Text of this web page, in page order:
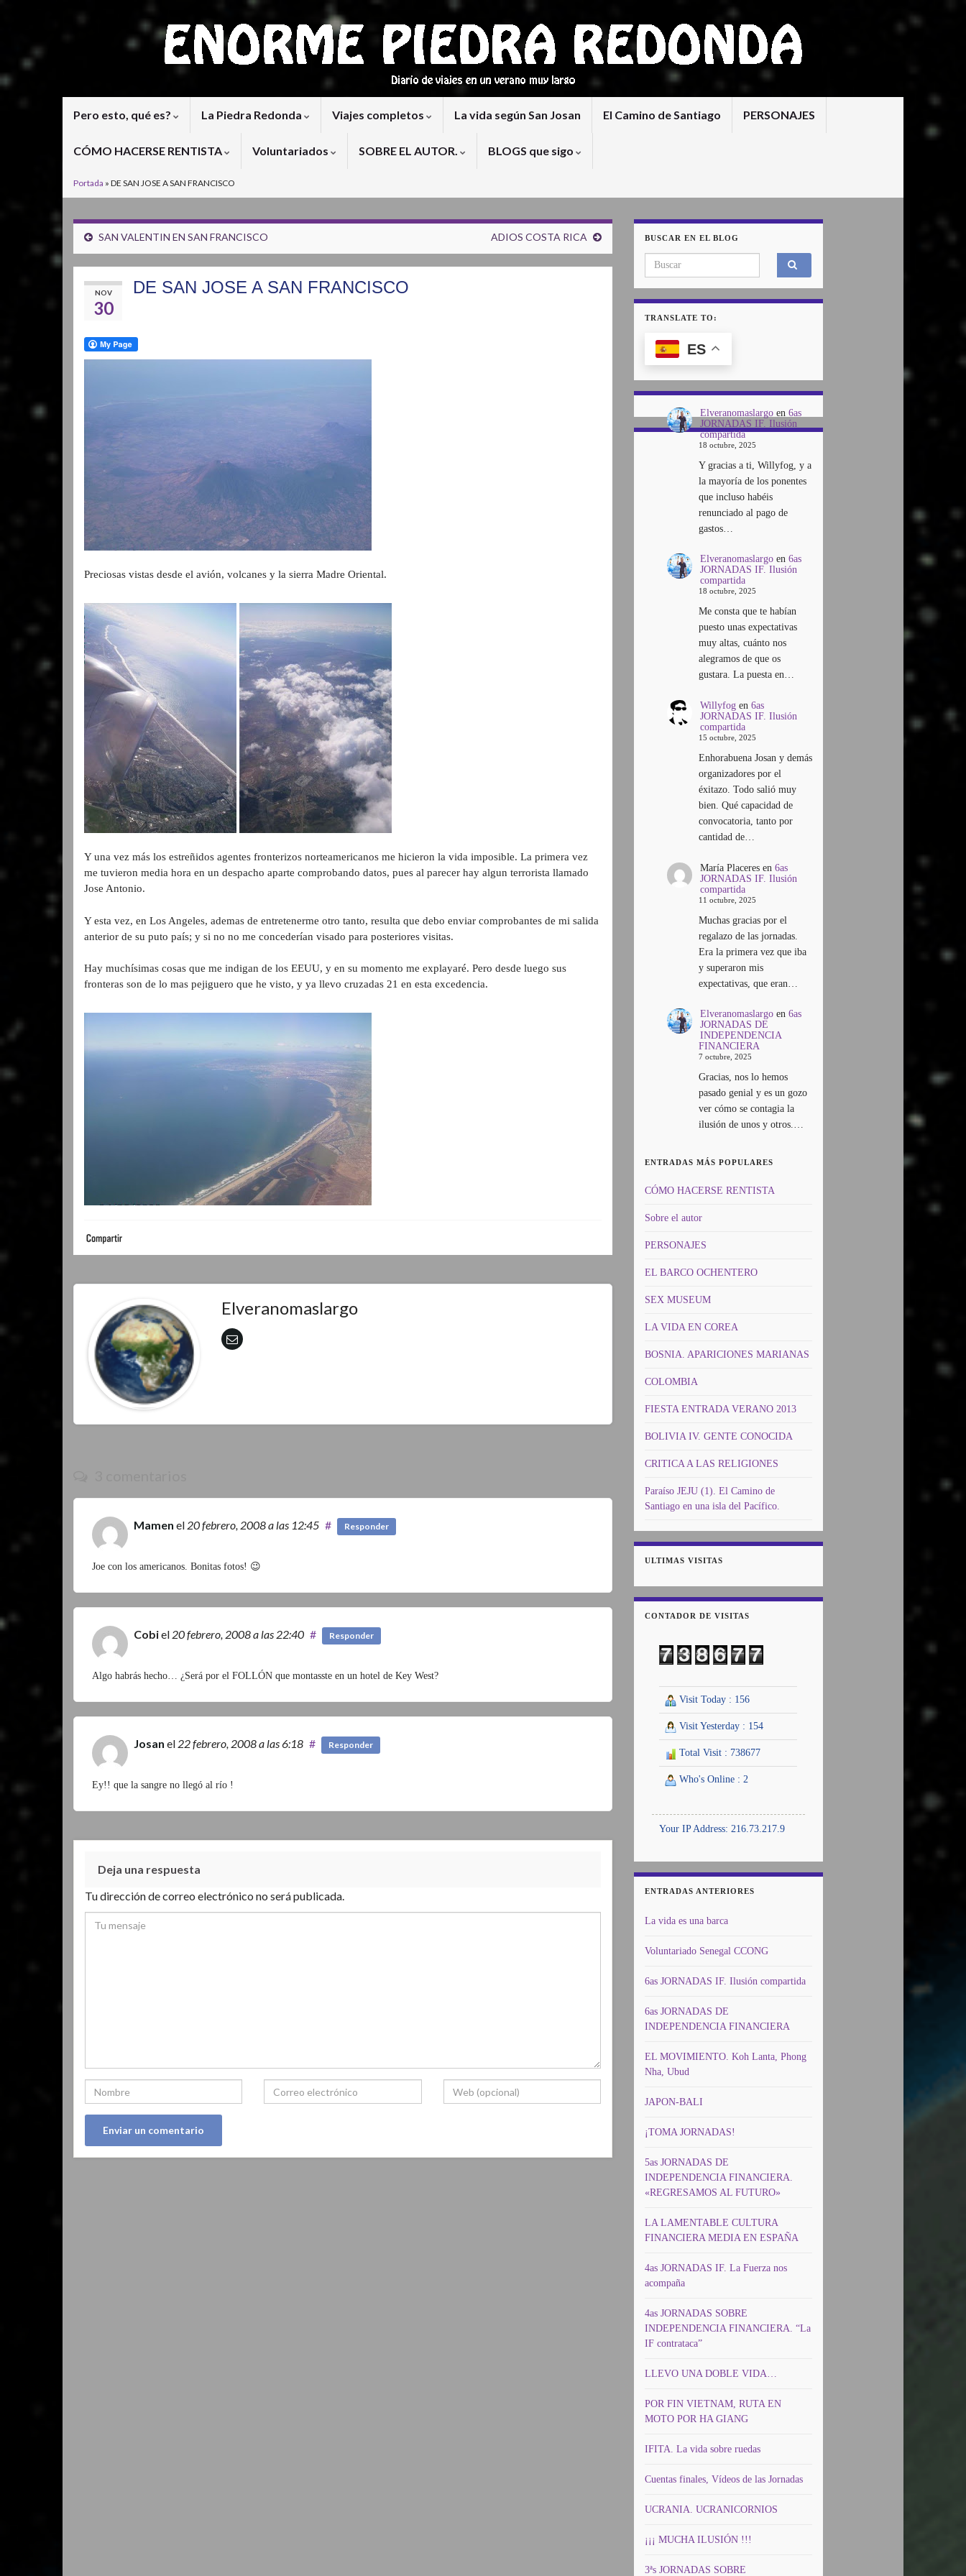
Pero esto, qué es? La Piedra Redonda Viajes completos La vida según San Josan El Camino de Santiago PERSONAJES
CÓMO HACERSE RENTISTA Voluntariados SOBRE EL AUTOR. BLOGS que sigo
Portada » DE SAN JOSE A SAN FRANCISCO
SAN VALENTIN EN SAN FRANCISCO ADIOS COSTA RICA
NOV
30
DE SAN JOSE A SAN FRANCISCO
Preciosas vistas desde el avión, volcanes y la sierra Madre Oriental.
Y una vez más los estreñidos agentes fronterizos norteamericanos me hicieron la vida imposible. La primera vez
me tuvieron media hora en un despacho aparte comprobando datos, pues al parecer hay algun terrorista llamado
Jose Antonio.
Y esta vez, en Los Angeles, ademas de entretenerme otro tanto, resulta que debo enviar comprobantes de mi salida
anterior de su puto país; y si no no me concederían visado para posteriores visitas.
Hay muchísimas cosas que me indigan de los EEUU, y en su momento me explayaré. Pero desde luego sus
fronteras son de lo mas pejiguero que he visto, y ya llevo cruzadas 21 en esta excedencia.
Elveranomaslargo
Mamen el 20 febrero, 2008a las 12:45 # Responder
Joe con los americanos. Bonitas fotos! 😉
Cobiel 20 febrero, 2008a las 22:40 # Responder
Algo habrás hecho… ¿Será por el FOLLÓN que montasste en un hotel de Key West?
Josan el 22 febrero, 2008a las 6:18 # Responder
Ey!! que la sangre no llegó al río !
Deja una respuesta
Tu dirección de correo electrónico no será publicada.
BUSCAR EN EL BLOG
Search for:
TRANSLATE TO:
ES
Elveranomaslargoen 6as
JORNADAS IF. Ilusión
compartida
18 octubre, 2025
Y gracias a ti, Willyfog, y a
la mayoría de los ponentes
que incluso habéis
renunciado al pago de
gastos…
Elveranomaslargoen 6as
JORNADAS IF. Ilusión
compartida
18 octubre, 2025
Me consta que te habían
puesto unas expectativas
muy altas, cuánto nos
alegramos de que os
gustara. La puesta en…
Willyfogen 6as
JORNADAS IF. Ilusión
compartida
15 octubre, 2025
Enhorabuena Josan y demás
organizadores por el
éxitazo. Todo salió muy
bien. Qué capacidad de
convocatoria, tanto por
cantidad de…
María Placeresen 6as
JORNADAS IF. Ilusión
compartida
11 octubre, 2025
Muchas gracias por el
regalazo de las jornadas.
Era la primera vez que iba
y superaron mis
expectativas, que eran…
Elveranomaslargoen 6as
JORNADAS DE
INDEPENDENCIA
FINANCIERA
7 octubre, 2025
Gracias, nos lo hemos
pasado genial y es un gozo
ver cómo se contagia la
ilusión de unos y otros.…
ENTRADAS MÁS POPULARES
CÓMO HACERSE RENTISTA
Sobre el autor
PERSONAJES
EL BARCO OCHENTERO
SEX MUSEUM
LA VIDA EN COREA
BOSNIA. APARICIONES MARIANAS
COLOMBIA
FIESTA ENTRADA VERANO 2013
BOLIVIA IV. GENTE CONOCIDA
CRITICA A LAS RELIGIONES
Paraíso JEJU (1). El Camino de
Santiago en una isla del Pacífico.
ULTIMAS VISITAS
CONTADOR DE VISITAS
Visit Today : 156
Visit Yesterday : 154
Total Visit : 738677
Who's Online : 2
Your IP Address: 216.73.217.9
ENTRADAS ANTERIORES
La vida es una barca
Voluntariado Senegal CCONG
6as JORNADAS IF. Ilusión compartida
6as JORNADAS DE
INDEPENDENCIA FINANCIERA
EL MOVIMIENTO. Koh Lanta, Phong
Nha, Ubud
JAPON-BALI
¡TOMA JORNADAS!
5as JORNADAS DE
INDEPENDENCIA FINANCIERA.
«REGRESAMOS AL FUTURO»
LA LAMENTABLE CULTURA
FINANCIERA MEDIA EN ESPAÑA
4as JORNADAS IF. La Fuerza nos
acompaña
4as JORNADAS SOBRE
INDEPENDENCIA FINANCIERA. “La
IF contrataca”
LLEVO UNA DOBLE VIDA…
POR FIN VIETNAM, RUTA EN
MOTO POR HA GIANG
IFITA. La vida sobre ruedas
Cuentas finales, Vídeos de las Jornadas
UCRANIA. UCRANICORNIOS
¡¡¡ MUCHA ILUSIÓN !!!
3ªs JORNADAS SOBRE